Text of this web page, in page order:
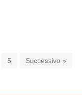
5 Successivo »